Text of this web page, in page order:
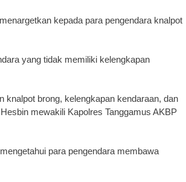
kepada para pengendara knalpot
yang tidak memiliki kelengkapan
knalpot brong, kelengkapan kendaraan, dan
mewakili Kapolres Tanggamus AKBP
para pengendara membawa